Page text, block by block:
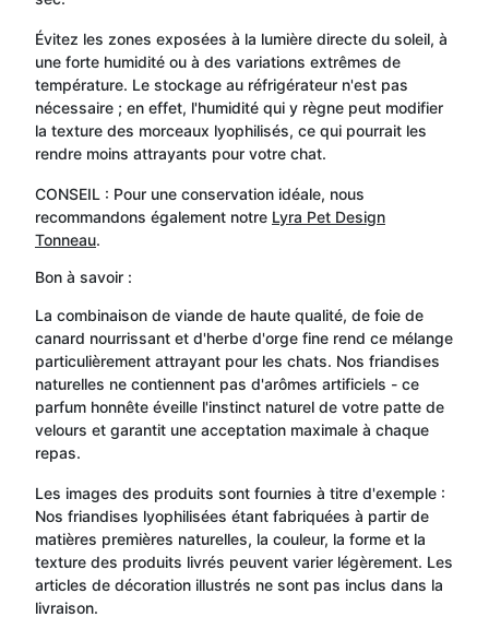
Évitez les zones exposées à la lumière directe du soleil, à
une forte humidité ou à des variations extrêmes de
température. Le stockage au réfrigérateur n'est pas
nécessaire ; en effet, l'humidité qui y règne peut modifier
la texture des morceaux lyophilisés, ce qui pourrait les
rendre moins attrayants pour votre chat.
CONSEIL : Pour une conservation idéale, nous
recommandons également notre Lyra Pet Design
Tonneau.
Bon à savoir :
La combinaison de viande de haute qualité, de foie de
canard nourrissant et d'herbe d'orge fine rend ce mélange
particulièrement attrayant pour les chats. Nos friandises
naturelles ne contiennent pas d'arômes artificiels - ce
parfum honnête éveille l'instinct naturel de votre patte de
velours et garantit une acceptation maximale à chaque
repas.
Les images des produits sont fournies à titre d'exemple :
Nos friandises lyophilisées étant fabriquées à partir de
matières premières naturelles, la couleur, la forme et la
texture des produits livrés peuvent varier légèrement. Les
articles de décoration illustrés ne sont pas inclus dans la
livraison.